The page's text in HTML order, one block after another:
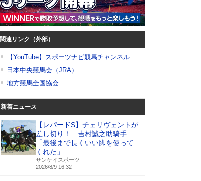
関連リンク（外部）
【YouTube】スポーツナビ競馬チャンネル
日本中央競馬会（JRA）
地方競馬全国協会
新着ニュース
【レパードS】チェリヴェントが
差し切り！ 吉村誠之助騎手
「最後まで長くいい脚を使って
くれた」
サンケイスポーツ
2026/8/9 16:32